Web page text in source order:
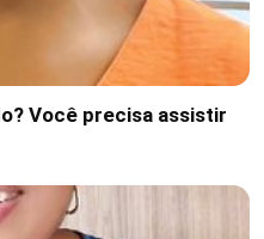
Você precisa assistir